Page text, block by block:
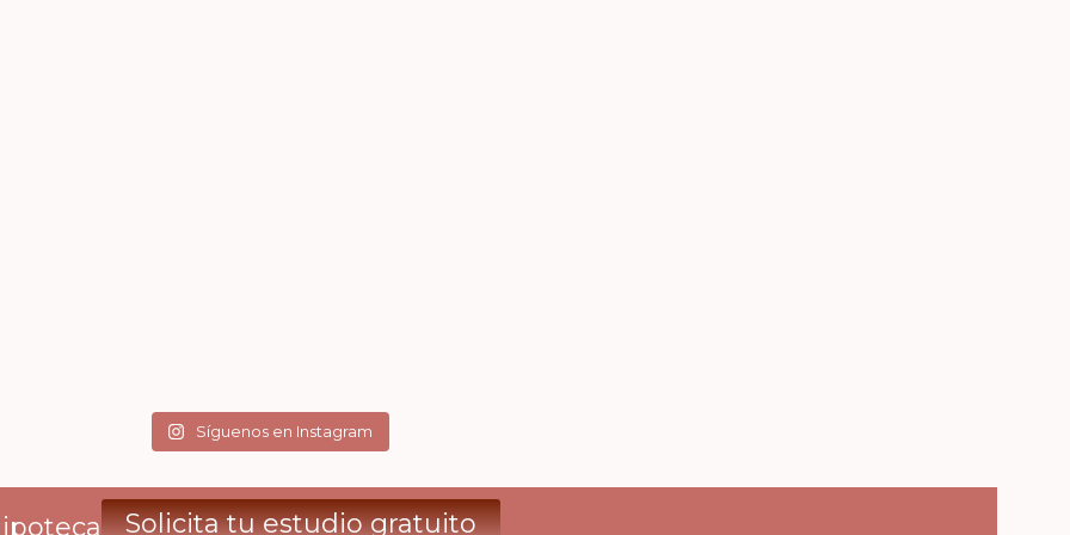
Síguenos en Instagram
Solicita tu estudio gratuito